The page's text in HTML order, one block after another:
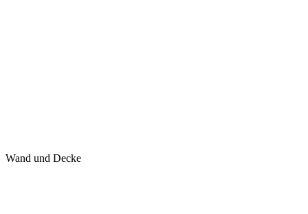
Wand und Decke